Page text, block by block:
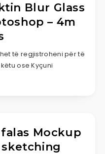
Blur Glass
– 4m
të regjistroheni për të
ose Kyçuni
Mockup